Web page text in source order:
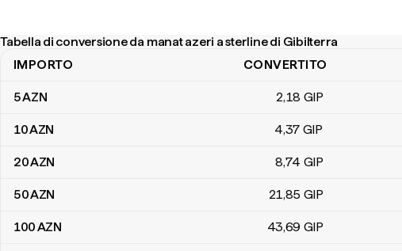
Tabella di conversione da manat azeri a sterline di Gibilterra
Tabella di conversione da manat azeri a sterline di Gibilterra
IMPORTO CONVERTITO
5AZN 2,18 GIP
10AZN 4,37 GIP
20AZN 8,74 GIP
50AZN 21,85 GIP
100AZN 43,69 GIP